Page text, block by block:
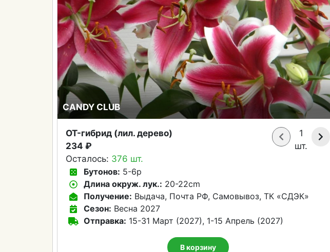
CANDY CLUB
OT-гибрид (лил. дерево)
234 ₽
1
шт.
Осталось: 376 шт.
Бутонов: 5-6p
Длина окруж. лук.: 20-22cm
Получение: Выдача, Почта РФ, Самовывоз, ТК «СДЭК»
Сезон: Весна 2027
Отправка: 15-31 Март (2027), 1-15 Апрель (2027)
В корзину